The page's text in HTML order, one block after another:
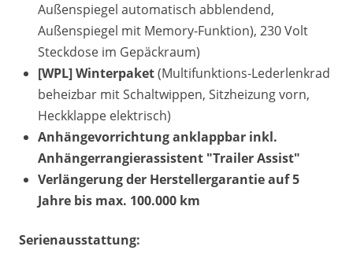
Außenspiegel automatisch abblendend,
Außenspiegel mit Memory-Funktion), 230 Volt
Steckdose im Gepäckraum)
[WPL] Winterpaket(Multifunktions-Lederlenkrad
beheizbar mit Schaltwippen, Sitzheizung vorn,
Heckklappe elektrisch)
Anhängevorrichtung anklappbar inkl.
Anhängerrangierassistent "Trailer Assist"
Verlängerung der Herstellergarantie auf 5
Jahre bis max. 100.000 km
Serienausstattung: